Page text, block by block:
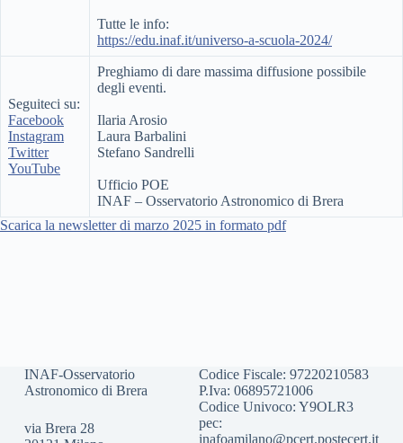
Tutte le info:
https://edu.inaf.it/universo-a-scuola-2024/
Seguiteci su:
Facebook
Instagram
Twitter
YouTube
Preghiamo di dare massima diffusione possibile
degli eventi.
Ilaria Arosio
Laura Barbalini
Stefano Sandrelli
Ufficio POE
INAF – Osservatorio Astronomico di Brera
Scarica la newsletter di marzo 2025 in formato pdf
INAF-Osservatorio
Astronomico di Brera
via Brera 28
Codice Fiscale: 97220210583
P.Iva: 06895721006
Codice Univoco: Y9OLR3
pec:
inafoamilano@pcert.postecert.it